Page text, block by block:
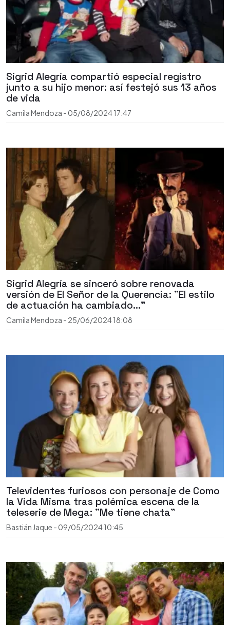
Sigrid Alegría compartió especial registro
junto a su hijo menor: así festejó sus 13 años
de vida
Camila Mendoza - 05/08/202417:47
Sigrid Alegría se sinceró sobre renovada
versión de El Señor de la Querencia: "El estilo
de actuación ha cambiado..."
Camila Mendoza - 25/06/202418:08
Televidentes furiosos con personaje de Como
la Vida Misma tras polémica escena de la
teleserie de Mega: "Me tiene chata"
Bastián Jaque - 09/05/202410:45